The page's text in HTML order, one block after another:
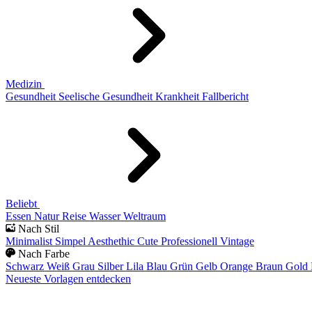
Medizin
Gesundheit Seelische Gesundheit Krankheit Fallbericht
Beliebt
Essen Natur Reise Wasser Weltraum
Nach Stil
Minimalist Simpel Aesthethic Cute Professionell Vintage
Nach Farbe
Schwarz Weiß Grau Silber Lila Blau Grün Gelb Orange Braun Gold
Neueste Vorlagen entdecken